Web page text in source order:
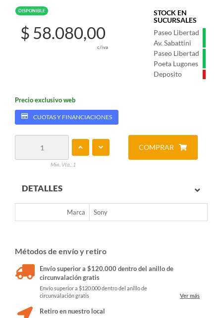
DISPONIBLE
STOCK EN
SUCURSALES
Paseo Libertad
Av. Sabattini
Paseo Libertad
Poeta Lugones
Deposito
$ 58.080,00
c/iva
Precio exclusivo web
CUOTAS Y FINANCIACIONES
Min. Vta.: 1
COMPRAR
DETALLES
Marca Sony
Métodos de envío y retiro
Envío superior a $120.000 dentro del anillo de
circunvalación gratis
Envío superior a $120.000 dentro del anillo de
circunvalación gratis
Ver más
Retiro en nuestro local